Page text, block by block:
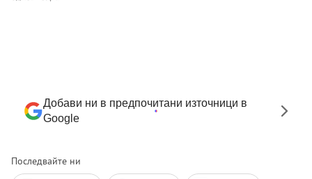
Добави ни в предпочитани източници в
Google
Последвайте ни